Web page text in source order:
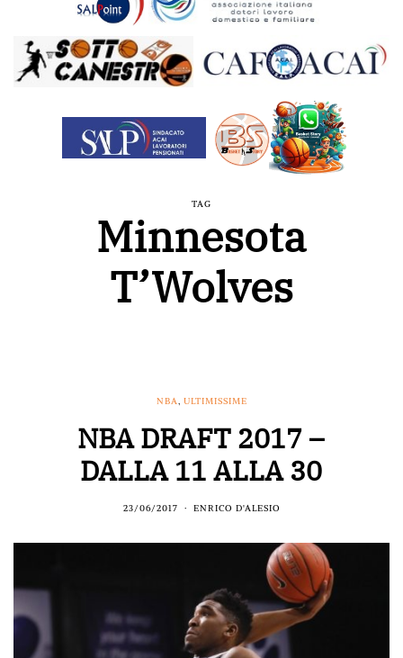
TAG
Minnesota
T’Wolves
NBA, ULTIMISSIME
NBA DRAFT 2017 –
DALLA 11 ALLA 30
23/06/2017 ENRICO D'ALESIO